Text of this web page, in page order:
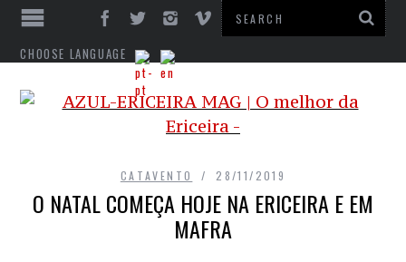
CHOOSE LANGUAGE
CATAVENTO 28/11/2019
O NATAL COMEÇA HOJE NA ERICEIRA E EM
MAFRA